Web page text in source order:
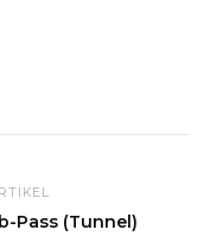
Pass (Tunnel)